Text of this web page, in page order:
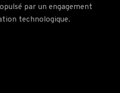
par un engagement
technologique.